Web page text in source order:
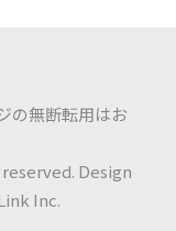
の無断転用はお
Design
Inc.